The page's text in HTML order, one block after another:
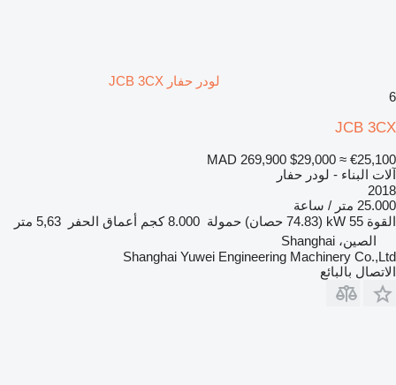
لودر حفار JCB 3CX
6
JCB 3CX
MAD 269,900 $29,000 ≈ €25,100
آلات البناء - لودر حفار
2018
25.000 متر / ساعة
القوة 55 kW (74.83 حصان) حمولة 8.000 كجم أعماق الحفر
5,63 متر
الصين، Shanghai
Shanghai Yuwei Engineering Machinery Co.,Ltd
الاتصال بالبائع